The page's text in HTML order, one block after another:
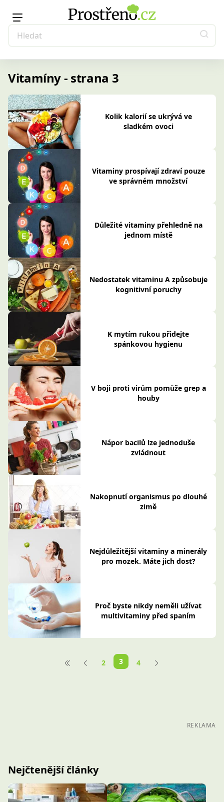
Vitamíny - strana 3
Kolik kalorií se ukrývá ve
sladkém ovoci
Vitaminy prospívají zdraví pouze
ve správném množství
Důležité vitaminy přehledně na
jednom místě
Nedostatek vitaminu A způsobuje
kognitivní poruchy
K mytím rukou přidejte
spánkovou hygienu
V boji proti virům pomůže grep a
houby
Nápor bacilů lze jednoduše
zvládnout
Nakopnutí organismus po dlouhé
zimě
Nejdůležitější vitaminy a minerály
pro mozek. Máte jich dost?
Proč byste nikdy neměli užívat
multivitaminy před spaním
2 3 4
REKLAMA
Nejčtenější články